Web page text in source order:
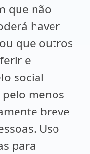
que não
haver
que outros
e
social
menos
breve
Uso
para